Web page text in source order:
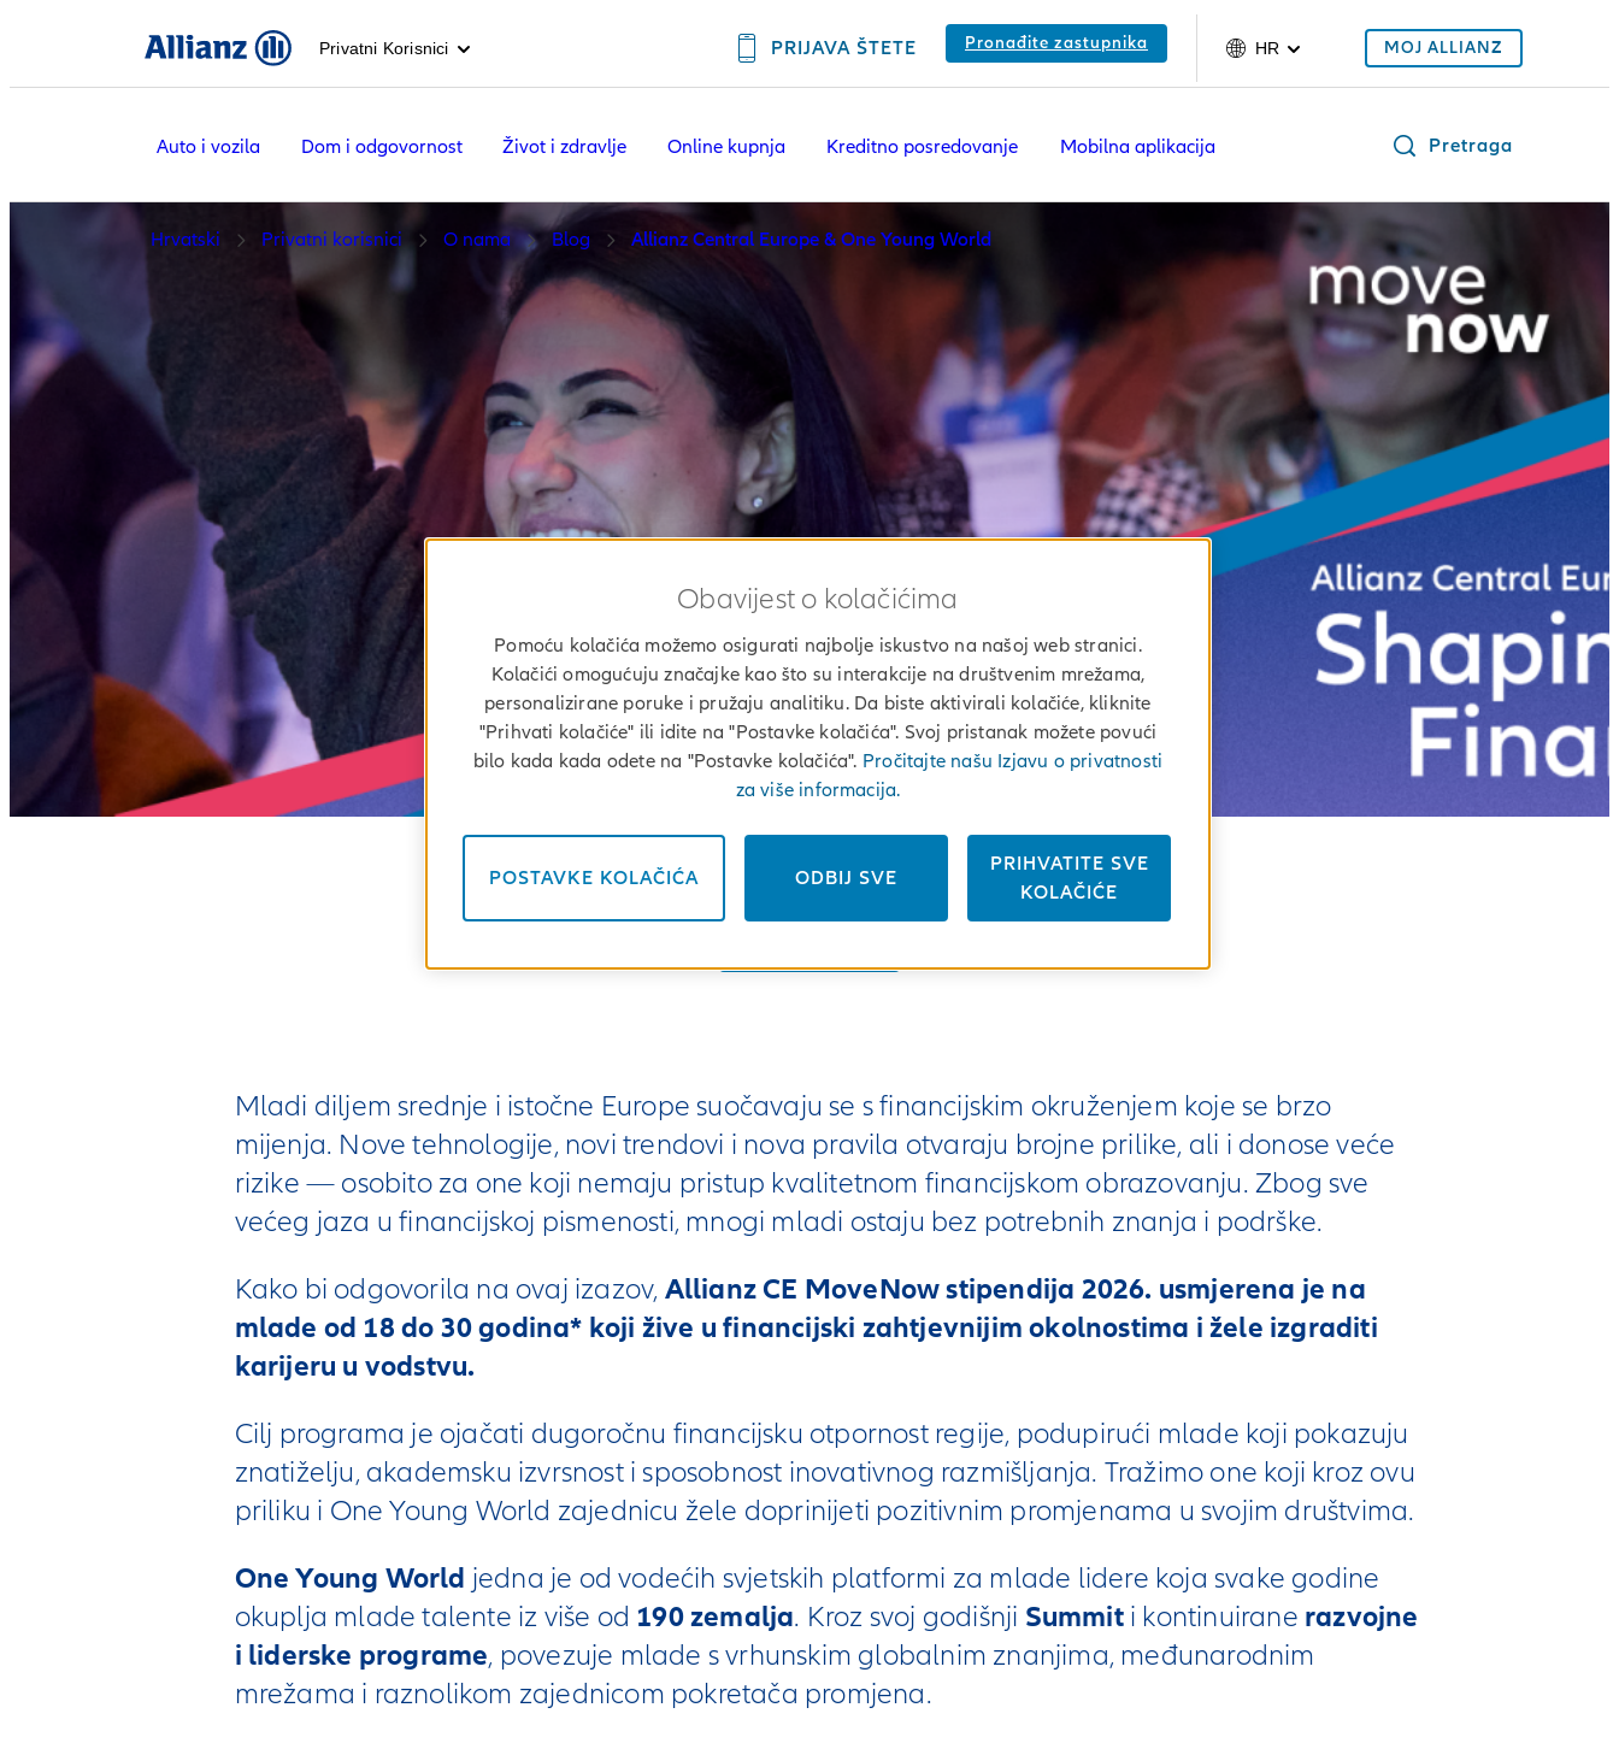
Privatni Korisnici PRIJAVA ŠTETE Pronađite zastupnika HR MOJ ALLIANZ
Auto i vozila Dom i odgovornost Život i zdravlje Online kupnja Kreditno posredovanje Mobilna aplikacija Pretraga
Hrvatski Privatni korisnici O nama Blog Allianz Central Europe & One Young World
Allianz Central Europe & One Young World:
Naše prvo regionalno partnerstvo za osnaživanje financijske budućnosti
Mladi diljem srednje i istočne Europe suočavaju se s financijskim okruženjem koje se brzo
mijenja. Nove tehnologije, novi trendovi i nova pravila otvaraju brojne prilike, ali i donose veće
rizike — osobito za one koji nemaju pristup kvalitetnom financijskom obrazovanju. Zbog sve
većeg jaza u financijskoj pismenosti, mnogi mladi ostaju bez potrebnih znanja i podrške.
Kako bi odgovorila na ovaj izazov, Allianz CE MoveNow stipendija 2026. usmjerena je na
mlade od 18 do 30 godina* koji žive u financijski zahtjevnijim okolnostima i žele izgraditi
karijeru u vodstvu.
Cilj programa je ojačati dugoročnu financijsku otpornost regije, podupirući mlade koji pokazuju
znatiželju, akademsku izvrsnost i sposobnost inovativnog razmišljanja. Tražimo one koji kroz ovu
priliku i One Young World zajednicu žele doprinijeti pozitivnim promjenama u svojim društvima.
One Young World jedna je od vodećih svjetskih platformi za mlade lidere koja svake godine
okuplja mlade talente iz više od 190 zemalja. Kroz svoj godišnji Summiti kontinuirane razvojne
i liderske programe, povezuje mlade s vrhunskim globalnim znanjima, međunarodnim
mrežama i raznolikom zajednicom pokretača promjena.
Obavijest o kolačićima
Pomoću kolačića možemo osigurati najbolje iskustvo na našoj web stranici.
Kolačići omogućuju značajke kao što su interakcije na društvenim mrežama,
personalizirane poruke i pružaju analitiku. Da biste aktivirali kolačiće, kliknite
"Prihvati kolačiće" ili idite na "Postavke kolačića". Svoj pristanak možete povući
bilo kada kada odete na "Postavke kolačića". Pročitajte našu Izjavu o privatnosti
za više informacija.
ODBIJ SVE
PRIHVATITE SVE
KOLAČIĆE
POSTAVKE KOLAČIĆA